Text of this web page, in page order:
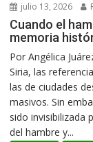
julio 13, 2026
Cuando el
memoria
Por Angélica
Siria, las
las de ciudades
masivos. Sin
sido invisibilizada
del hambre y...